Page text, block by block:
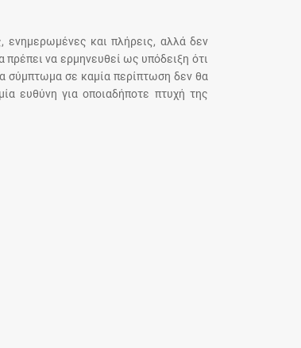
ενημερωμένες και πλήρεις, αλλά δεν
να ερμηνευθεί ως υπόδειξη ότι
σύμπτωμα σε καμία περίπτωση δεν θα
ευθύνη για οποιαδήποτε πτυχή της